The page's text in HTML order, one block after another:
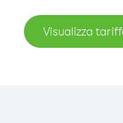
Visualizza